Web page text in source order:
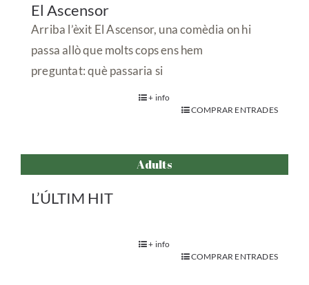
El Ascensor
Arriba l’èxit El Ascensor, una comèdia on hi
passa allò que molts cops ens hem
preguntat: què passaria si
+ info
COMPRAR ENTRADES
Adults
L’ÚLTIM HIT
+ info
COMPRAR ENTRADES